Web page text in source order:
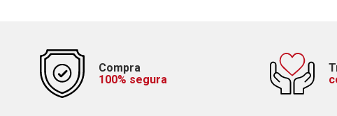
Compra
100% segura